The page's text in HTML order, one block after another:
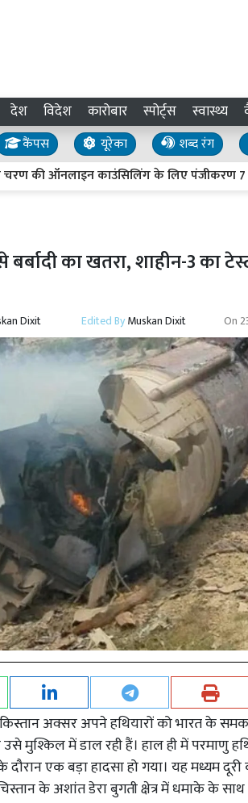
देश विदेश कारोबार स्पोर्ट्स स्वास्थ्य
कैंपस यूरेका शब्द रंग
ऑनलाइन काउंसिलिंग के लिए पंजीकरण 7 अगस्त
का खतरा, शाहीन-3 का
Dixit Edited ByMuskan Dixit On
अक्सर अपने हथियारों को भारत के
मुश्किल में डाल रही हैं। हाल ही में परमाणु
दौरान एक बड़ा हादसा हो गया। यह मध्यम
के अशांत डेरा बुगती क्षेत्र में धमाके के साथ